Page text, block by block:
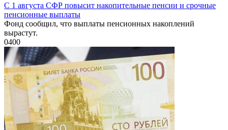
С 1 августа СФР повысит накопительные пенсии и срочные
пенсионные выплаты
Фонд сообщил, что выплаты пенсионных накоплений
вырастут.
0400